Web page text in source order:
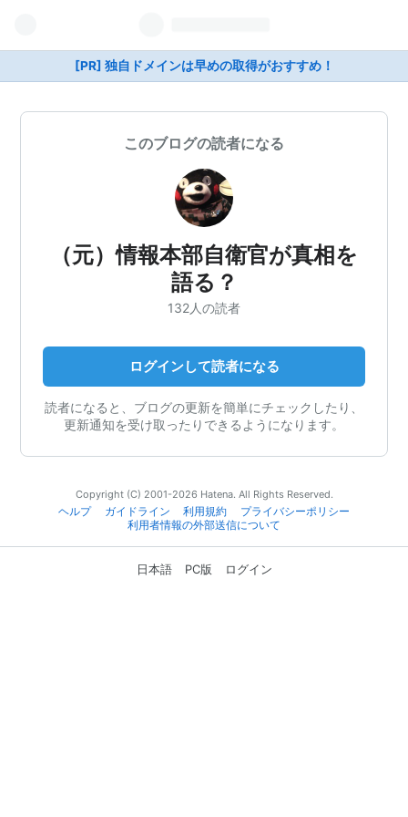
[PR] 独自ドメインは早めの取得がおすすめ！
このブログの読者になる
（元）情報本部自衛官が真相を
語る？
132人の読者
ログインして読者になる
読者になると、ブログの更新を簡単にチェックしたり、
更新通知を受け取ったりできるようになります。
Copyright (C) 2001-2026 Hatena. All Rights Reserved.
ヘルプ
ガイドライン 利用規約
プライバシーポリシー
利用者情報の外部送信について
日本語 PC版 ログイン